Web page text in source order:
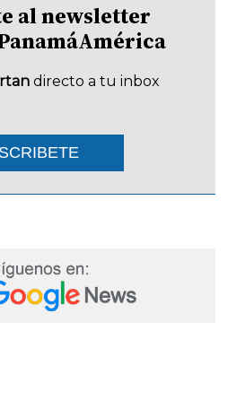
al newsletter
directo a tu inbox